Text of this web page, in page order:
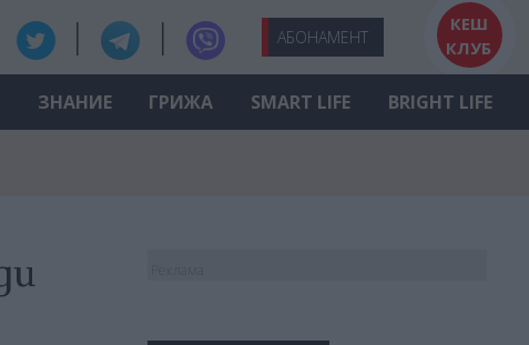
АБОНАМЕНТ
КЕШ
КЛУБ
ЗНАНИЕ ГРИЖА SMART LIFE BRIGHT LIFE